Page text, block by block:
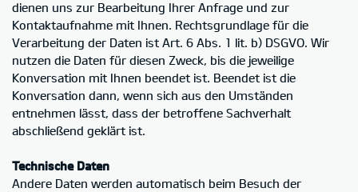
dienen uns zur Bearbeitung Ihrer Anfrage und zur
Kontaktaufnahme mit Ihnen. Rechtsgrundlage für die
Verarbeitung der Daten ist Art. 6 Abs. 1 lit. b) DSGVO. Wir
nutzen die Daten für diesen Zweck, bis die jeweilige
Konversation mit Ihnen beendet ist. Beendet ist die
Konversation dann, wenn sich aus den Umständen
entnehmen lässt, dass der betroffene Sachverhalt
abschließend geklärt ist.
Technische Daten
Andere Daten werden automatisch beim Besuch der